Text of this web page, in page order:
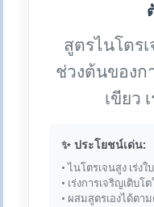
สูตรไนโตร
ช่วงต้นของก
เขียว
✨ ประโยชน์เด่น:
• ไนโตรเจนสูง เร่งใ
• เร่งการเจริญเติบโ
• ผสมสูตรเองได้ตา